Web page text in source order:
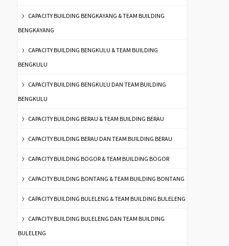
CAPACITY BUILDING BENGKAYANG & TEAM BUILDING
BENGKAYANG
CAPACITY BUILDING BENGKULU & TEAM BUILDING
BENGKULU
CAPACITY BUILDING BENGKULU DAN TEAM BUILDING
BENGKULU
CAPACITY BUILDING BERAU & TEAM BUILDING BERAU
CAPACITY BUILDING BERAU DAN TEAM BUILDING BERAU
CAPACITY BUILDING BOGOR & TEAM BUILDING BOGOR
CAPACITY BUILDING BONTANG & TEAM BUILDING BONTANG
CAPACITY BUILDING BULELENG & TEAM BUILDING BULELENG
CAPACITY BUILDING BULELENG DAN TEAM BUILDING
BULELENG